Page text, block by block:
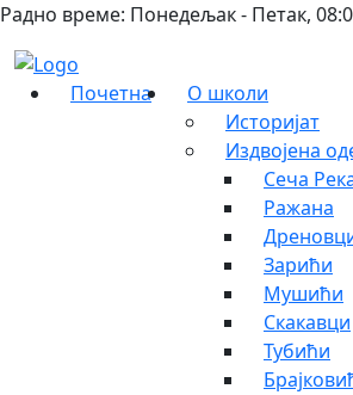
Радно време: Понедељак - Петак,
Почетна
О школи
Историјат
Издвојена
Сеча
Ражана
Зарићи
Мушићи
Скакавци
Тубићи